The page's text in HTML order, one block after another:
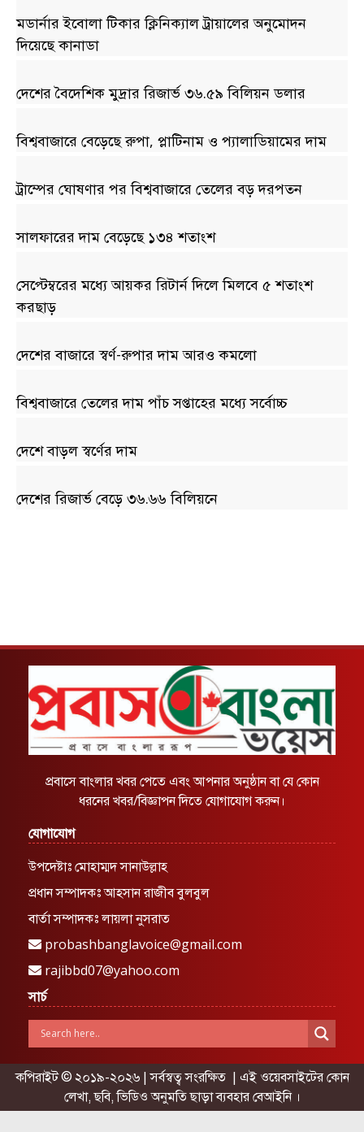
মডার্নার ইবোলা টিকার ক্লিনিক্যাল ট্রায়ালের অনুমোদন
দিয়েছে কানাডা
দেশের বৈদেশিক মুদ্রার রিজার্ভ ৩৬.৫৯ বিলিয়ন ডলার
বিশ্ববাজারে বেড়েছে রুপা, প্লাটিনাম ও প্যালাডিয়ামের দাম
ট্রাম্পের ঘোষণার পর বিশ্ববাজারে তেলের বড় দরপতন
সালফারের দাম বেড়েছে ১৩৪ শতাংশ
সেপ্টেম্বরের মধ্যে আয়কর রিটার্ন দিলে মিলবে ৫ শতাংশ
করছাড়
দেশের বাজারে স্বর্ণ-রুপার দাম আরও কমলো
বিশ্ববাজারে তেলের দাম পাঁচ সপ্তাহের মধ্যে সর্বোচ্চ
দেশে বাড়ল স্বর্ণের দাম
দেশের রিজার্ভ বেড়ে ৩৬.৬৬ বিলিয়নে
প্রবাসে বাংলার খবর পেতে এবং আপনার অনুষ্ঠান বা যে কোন
ধরনের খবর/বিজ্ঞাপন দিতে যোগাযোগ করুন।
যোগাযোগ
উপদেষ্টাঃ মোহাম্মদ সানাউল্লাহ
প্রধান সম্পাদকঃ আহসান রাজীব বুলবুল
বার্তা সম্পাদকঃ লায়লা নুসরাত
probashbanglavoice@gmail.com
rajibbd07@yahoo.com
সার্চ
কপিরাইট © ২০১৯-২০২৬ | সর্বস্বত্ব সংরক্ষিত | এই ওয়েবসাইটের কোন
লেখা, ছবি, ভিডিও অনুমতি ছাড়া ব্যবহার বেআইনি ।